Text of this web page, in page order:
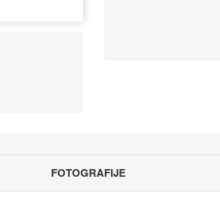
FOTOGRAFIJE